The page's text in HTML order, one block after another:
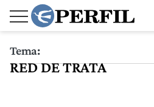
Tema:
RED DE TRATA